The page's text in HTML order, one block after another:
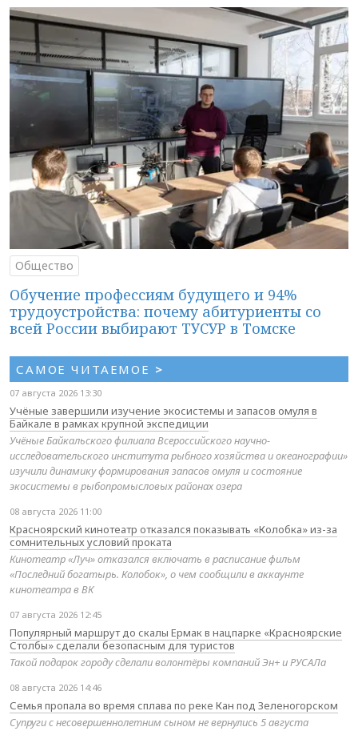
Общество
Обучение профессиям будущего и 94%
трудоустройства: почему абитуриенты со
всей России выбирают ТУСУР в Томске
САМОЕ ЧИТАЕМОЕ >
07 августа 2026 13:30
Учёные завершили изучение экосистемы и запасов омуля в
Байкале в рамках крупной экспедиции
Учёные Байкальского филиала Всероссийского научно-
исследовательского института рыбного хозяйства и океанографии»
изучили динамику формирования запасов омуля и состояние
экосистемы в рыбопромысловых районах озера
08 августа 2026 11:00
Красноярский кинотеатр отказался показывать «Колобка» из-за
сомнительных условий проката
Кинотеатр «Луч» отказался включать в расписание фильм
«Последний богатырь. Колобок», о чем сообщили в аккаунте
кинотеатра в ВК
07 августа 2026 12:45
Популярный маршрут до скалы Ермак в нацпарке «Красноярские
Столбы» сделали безопасным для туристов
Такой подарок городу сделали волонтёры компаний Эн+ и РУСАЛа
08 августа 2026 14:46
Семья пропала во время сплава по реке Кан под Зеленогорском
Супруги с несовершеннолетним сыном не вернулись 5 августа